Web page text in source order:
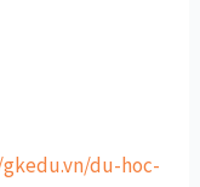
du-hoc-